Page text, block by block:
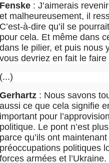
Fenske : J’aimerais
et malheureusement, il
C’est-à-dire qu’il se
pour cela. Et même dans
dans le pilier, et puis nous
vous devriez en fait le
(...)
Gerhartz : Nous savons
aussi ce que cela signifie
important pour
politique. Le pont n’est
parce qu’ils ont
préoccupations politiques
forces armées et